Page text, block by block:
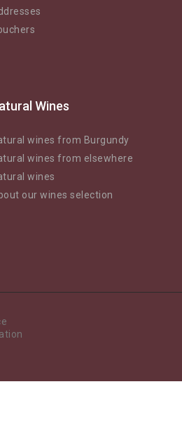
Wines
wines from Burgundy
wines from elsewhere
wines
our wines selection